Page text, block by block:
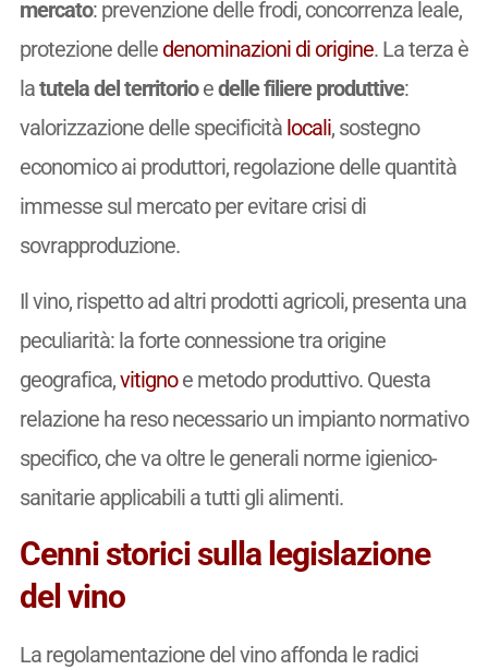
mercato: prevenzione delle frodi, concorrenza leale,
protezione delle denominazioni di origine. La terza è
latutela del territorioedelle filiere produttive:
valorizzazione delle specificità locali, sostegno
economico ai produttori, regolazione delle quantità
immesse sul mercato per evitare crisi di
sovrapproduzione.
Il vino, rispetto ad altri prodotti agricoli, presenta una
peculiarità: la forte connessione tra origine
geografica,vitignoe metodo produttivo. Questa
relazione ha reso necessario un impianto normativo
specifico, che va oltre le generali norme igienico-
sanitarie applicabili a tutti gli alimenti.
Cenni storici sulla legislazione
del vino
La regolamentazione del vino affonda le radici